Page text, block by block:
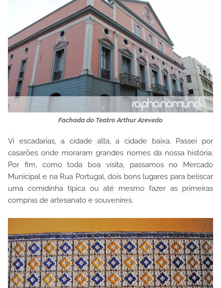
Fachada do Teatro Arthur Azevedo
Vi escadarias, a cidade alta, a cidade baixa. Passei por
casarões onde moraram grandes nomes da nossa história.
Por fim, como toda boa visita, passamos no Mercado
Municipal e na Rua Portugal, dois bons lugares para beliscar
uma comidinha típica ou até mesmo fazer as primeiras
compras de artesanato e souvenires.